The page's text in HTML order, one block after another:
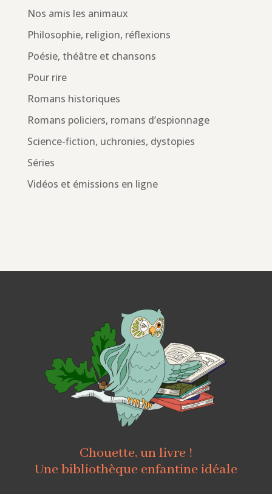
Nos amis les animaux
Philosophie, religion, réflexions
Poésie, théâtre et chansons
Pour rire
Romans historiques
Romans policiers, romans d’espionnage
Science-fiction, uchronies, dystopies
Séries
Vidéos et émissions en ligne
Chouette, un livre !
Une bibliothèque enfantine idéale